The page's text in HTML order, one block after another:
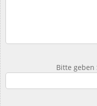
Bitte geben